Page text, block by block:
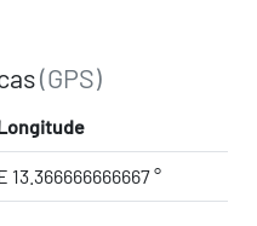
(GPS)
13.366666666667 °